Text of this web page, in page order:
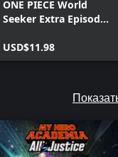
ONE PIECE World
Seeker Extra Episode
Prototype
USD$11.98